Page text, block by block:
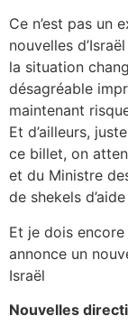
Ce n’est pas un
nouvelles
la situation
désagréable
maintenant
Et d’ailleurs,
ce billet, on
et du Ministre
de shekels
Et je dois
annonce un
Israël
Nouvelles